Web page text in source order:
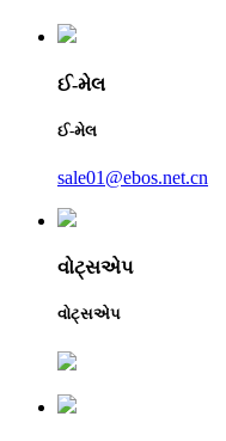
ઈ-મેલ
ઈ-મેલ
sale01@ebos.net.cn
વોટ્સએપ
વોટ્સએપ